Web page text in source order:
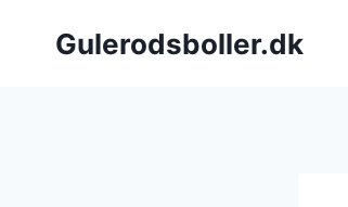
Gulerodsboller.dk